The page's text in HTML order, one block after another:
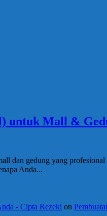
untuk Mall &
dan gedung yang
Anda...
- Cipta Rezeki on